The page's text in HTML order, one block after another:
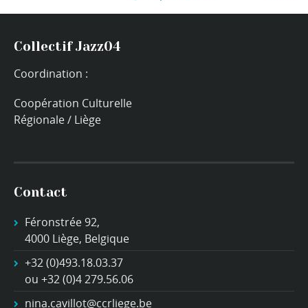
Collectif Jazz04
Coordination :
Coopération Culturelle
Régionale / Liège
Contact
Féronstrée 92,
4000 Liège, Belgique
+32 (0)493.18.03.37
ou +32 (0)4 279.56.06
nina.cavillot@ccrliege.be